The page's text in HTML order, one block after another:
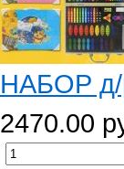
НАБОР д/
2470.00